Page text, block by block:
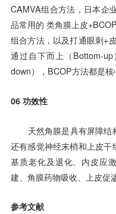
CAMVA组合方法，日本企
品常用的 类角膜上皮
组合方法，以及打通眼刺+
通过自下而上（Bottom-
down），BCOP方法都是核
06 功效性
天然角膜是具有屏障结
还有感觉神经末梢和上皮干
基质老化及退化、内皮应
建、角膜药物吸收、上皮促
参考文献